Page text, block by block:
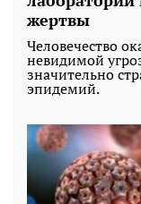
жертвы
Человечество
невидимой
значительно
эпидемий.